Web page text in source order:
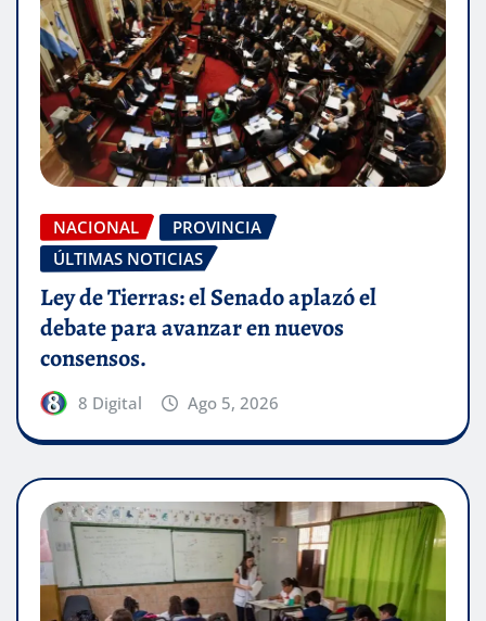
NACIONAL
PROVINCIA
ÚLTIMAS NOTICIAS
Ley de Tierras: el Senado aplazó el
debate para avanzar en nuevos
consensos.
8 Digital Ago 5, 2026